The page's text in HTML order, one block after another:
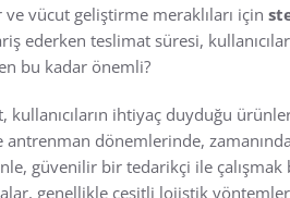
vücut geliştirme meraklıları için
ederken teslimat süresi,
bu kadar önemli?
kullanıcıların ihtiyaç duyduğu
antrenman dönemlerinde,
güvenilir bir tedarikçi ile çalışmak
genellikle çeşitli lojistik